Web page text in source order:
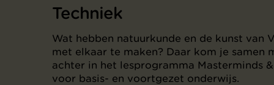
Techniek
Wat hebben natuurkunde en de kunst van
met elkaar te maken? Daar kom je samen
achter in het lesprogramma Masterminds
voor basis- en voortgezet onderwijs.